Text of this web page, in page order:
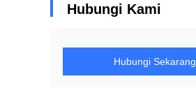
Hubungi Kami
Hubungi Sekarang